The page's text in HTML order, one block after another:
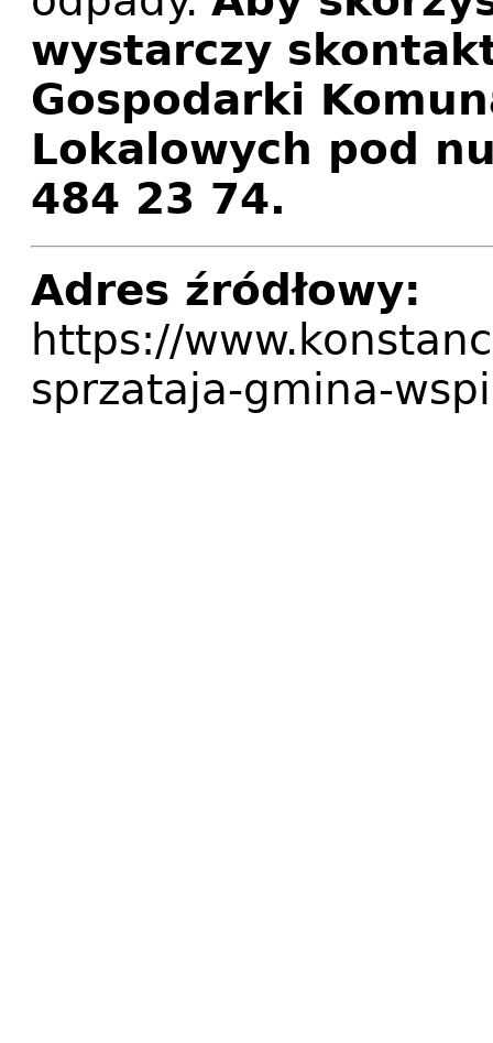
wystarczy
Gospodarki
Lokalowych pod
484 23 74.
Adres źródłowy:
https://
sprzataja-gmina-